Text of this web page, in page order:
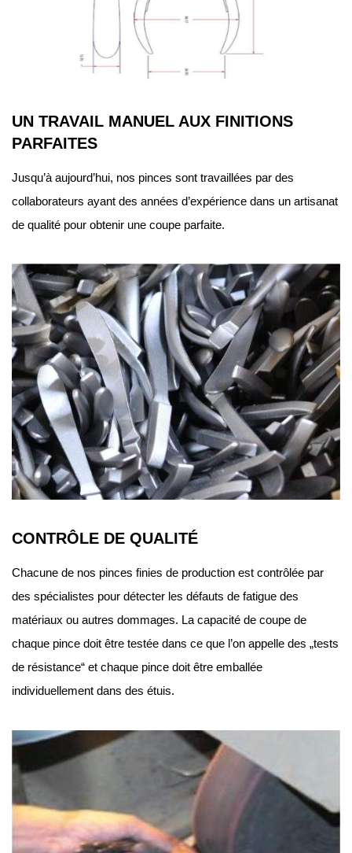
UN TRAVAIL MANUEL AUX FINITIONS
PARFAITES
Jusqu’à aujourd’hui, nos pinces sont travaillées par des
collaborateurs ayant des années d’expérience dans un artisanat
de qualité pour obtenir une coupe parfaite.
CONTRÔLE DE QUALITÉ
Chacune de nos pinces finies de production est contrôlée par
des spécialistes pour détecter les défauts de fatigue des
matériaux ou autres dommages. La capacité de coupe de
chaque pince doit être testée dans ce que l’on appelle des „tests
de résistance“ et chaque pince doit être emballée
individuellement dans des étuis.